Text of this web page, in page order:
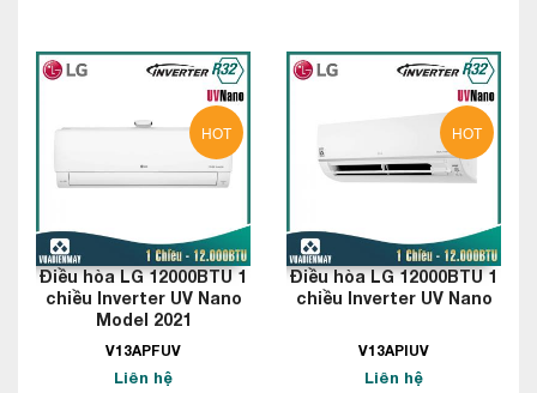
HOT
Điều hòa LG 12000BTU 1
chiều Inverter UV Nano
Model 2021
V13APFUV
Liên hệ
HOT
Điều hòa LG 12000BTU 1
chiều Inverter UV Nano
V13APIUV
Liên hệ